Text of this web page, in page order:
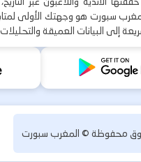
سبورت هو وجهتك الأولى
إلى البيانات العميقة
محفوظة ©المغرب سبورت